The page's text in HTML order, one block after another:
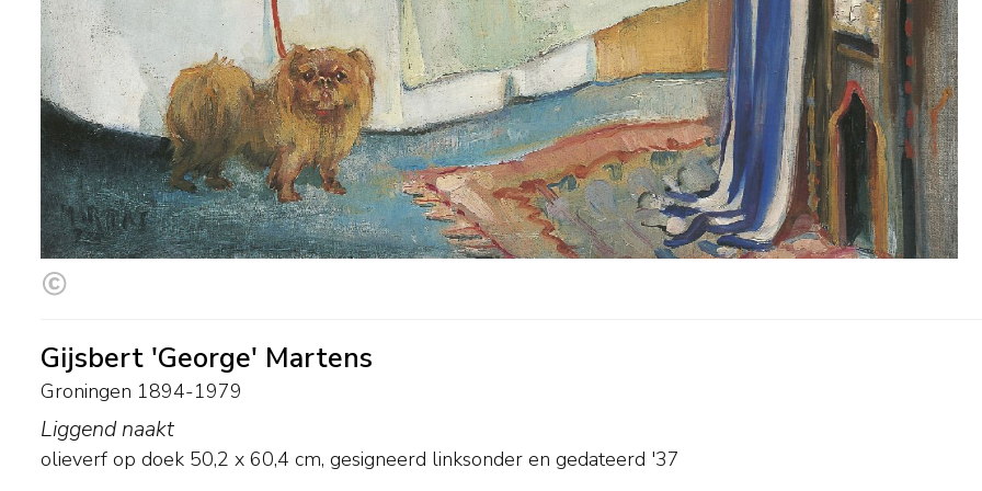
Gijsbert 'George' Martens
Groningen 1894-1979
Liggend naakt
olieverf op doek 50,2 x 60,4 cm, gesigneerd linksonder en gedateerd '37